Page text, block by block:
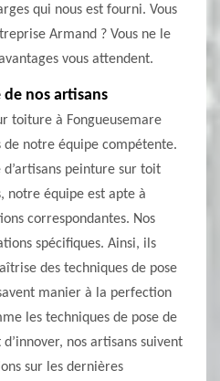
qui nous est fourni. Vous
Armand ? Vous ne le
vous attendent.
de nos artisans
toiture à Fongueusemare
notre équipe compétente.
peinture sur toit
notre équipe est apte à
correspondantes. Nos
spécifiques. Ainsi, ils
des techniques de pose
manier à la perfection
les techniques de pose de
nos artisans suivent
sur les dernières